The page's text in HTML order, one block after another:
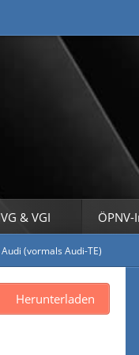
& VGI ÖPNV-
(vormals Audi-TE)
Herunterladen